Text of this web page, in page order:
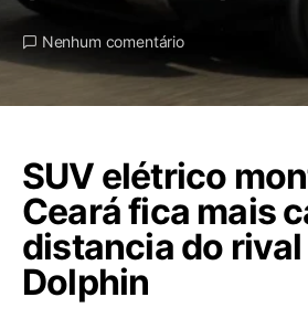
Nenhum comentário
SUV elétrico
Ceará fica mais
distancia do rival
Dolphin